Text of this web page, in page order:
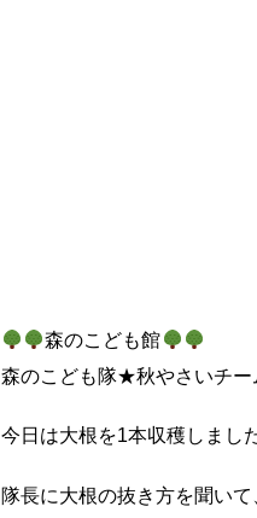
森のこども館
森のこども隊★秋やさいチ
今日は大根を1本収穫しました
隊長に大根の抜き方を聞い